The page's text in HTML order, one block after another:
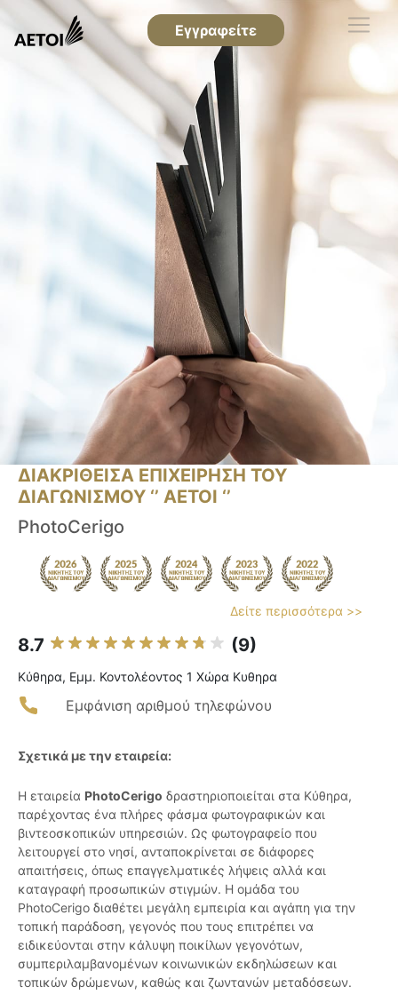
Εγγραφείτε
ΔΙΑΚΡΙΘΕΙΣΑ ΕΠΙΧΕΙΡΗΣΗ ΤΟΥ
ΔΙΑΓΩΝΙΣΜΟΥ ‘’ ΑΕΤΟΙ ‘’
PhotoCerigo
Δείτε περισσότερα >>
8.7 (9)
Κύθηρα, Εμμ. Κοντολέοντος 1 Χώρα Κυθηρα
Εμφάνιση αριθμού τηλεφώνου
Σχετικά με την εταιρεία:
Η εταιρεία PhotoCerigo δραστηριοποιείται στα Κύθηρα,
παρέχοντας ένα πλήρες φάσμα φωτογραφικών και
βιντεοσκοπικών υπηρεσιών. Ως φωτογραφείο που
λειτουργεί στο νησί, ανταποκρίνεται σε διάφορες
απαιτήσεις, όπως επαγγελματικές λήψεις αλλά και
καταγραφή προσωπικών στιγμών. Η ομάδα του
PhotoCerigo διαθέτει μεγάλη εμπειρία και αγάπη για την
τοπική παράδοση, γεγονός που τους επιτρέπει να
ειδικεύονται στην κάλυψη ποικίλων γεγονότων,
συμπεριλαμβανομένων κοινωνικών εκδηλώσεων και
τοπικών δρώμενων, καθώς και ζωντανών μεταδόσεων.